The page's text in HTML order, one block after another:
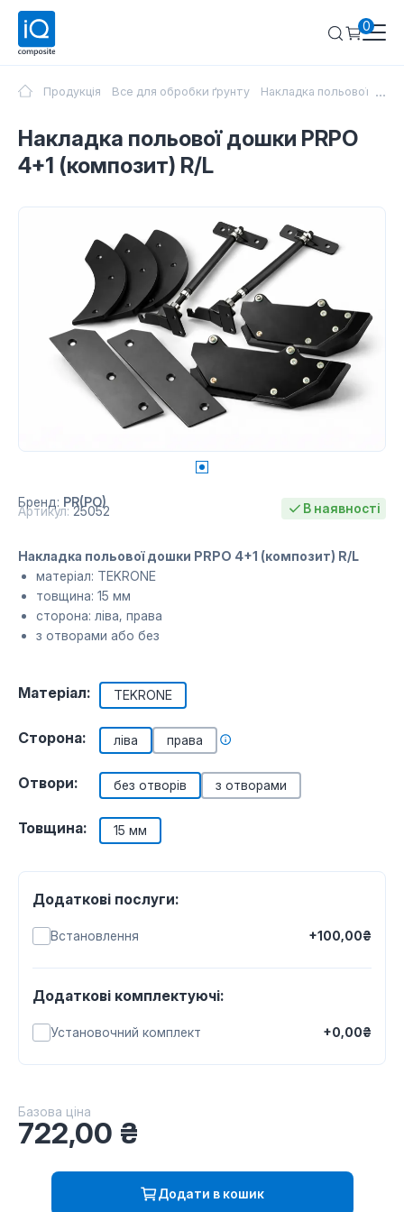
0
Продукція Все для обробки ґрунту Накладка польової ...
Накладка польової дошки PRPO
4+1 (композит) R/L
Бренд: PR(PO)
Артикул: 25052 В наявності
Накладка польової дошки PRPO 4+1 (композит) R/L
матеріал: TEKRONE
товщина: 15 мм
сторона: ліва, права
з отворами або без
Матеріал: TEKRONE
Сторона: ліва права
Отвори: без отворів з отворами
Товщина: 15 мм
Додаткові послуги:
Встановлення +100,00₴
Додаткові комплектуючі:
Установочний комплект +0,00₴
Базова ціна
722,00 ₴
Додати в кошик